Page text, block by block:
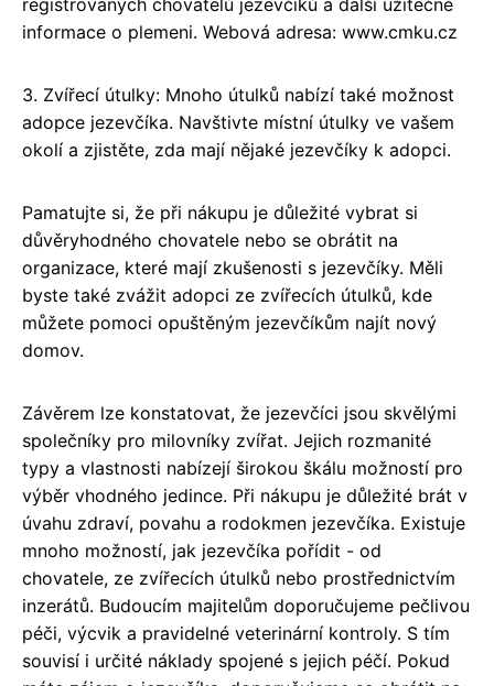
registrovaných chovatelů jezevčíků a další užitečné
informace o plemeni. Webová adresa: www.cmku.cz
3. Zvířecí útulky: Mnoho útulků nabízí také možnost
adopce jezevčíka. Navštivte místní útulky ve vašem
okolí a zjistěte, zda mají nějaké jezevčíky k adopci.
Pamatujte si, že při nákupu je důležité vybrat si
důvěryhodného chovatele nebo se obrátit na
organizace, které mají zkušenosti s jezevčíky. Měli
byste také zvážit adopci ze zvířecích útulků, kde
můžete pomoci opuštěným jezevčíkům najít nový
domov.
Závěrem lze konstatovat, že jezevčíci jsou skvělými
společníky pro milovníky zvířat. Jejich rozmanité
typy a vlastnosti nabízejí širokou škálu možností pro
výběr vhodného jedince. Při nákupu je důležité brát v
úvahu zdraví, povahu a rodokmen jezevčíka. Existuje
mnoho možností, jak jezevčíka pořídit - od
chovatele, ze zvířecích útulků nebo prostřednictvím
inzerátů. Budoucím majitelům doporučujeme pečlivou
péči, výcvik a pravidelné veterinární kontroly. S tím
souvisí i určité náklady spojené s jejich péčí. Pokud